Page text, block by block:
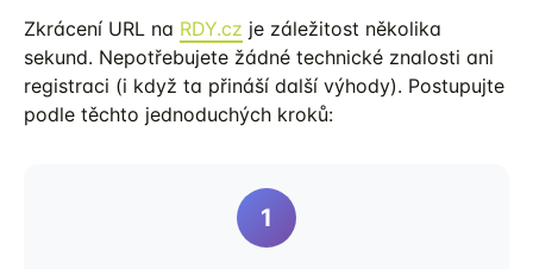
Zkrácení URL na RDY.cz je záležitost několika
sekund. Nepotřebujete žádné technické znalosti ani
registraci (i když ta přináší další výhody). Postupujte
podle těchto jednoduchých kroků: